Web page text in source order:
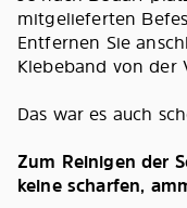
mitgelieferten
Entfernen Sie
Klebeband von der
Das war es auch
Zum Reinigen der
keine scharfen,